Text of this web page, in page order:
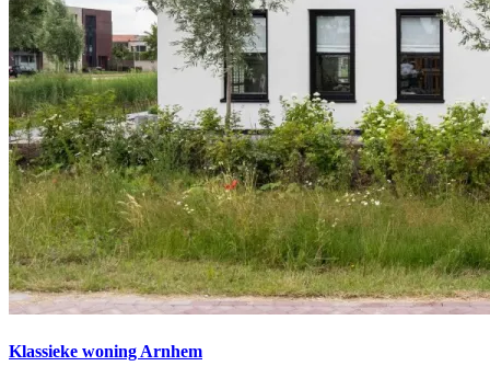
Klassieke woning Arnhem